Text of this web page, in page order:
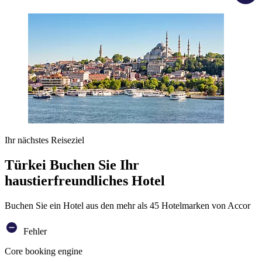
Ihr nächstes Reiseziel
Türkei Buchen Sie Ihr
haustierfreundliches Hotel
Buchen Sie ein Hotel aus den mehr als 45 Hotelmarken von Accor
Fehler
Core booking engine